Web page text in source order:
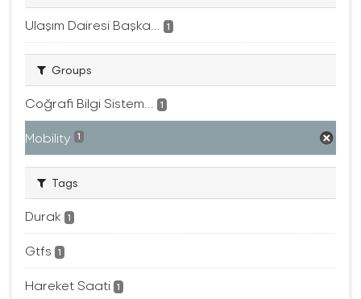
Ulaşım Dairesi Başka... 1
Groups
Coğrafi Bilgi Sistem... 1
Mobility 1
Tags
Durak 1
Gtfs 1
Hareket Saati 1